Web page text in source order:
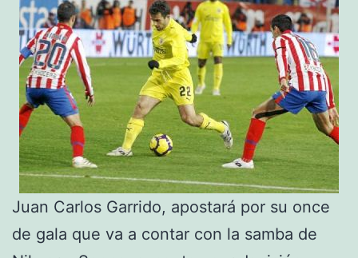
Juan Carlos Garrido, apostará por su once
de gala que va a contar con la samba de